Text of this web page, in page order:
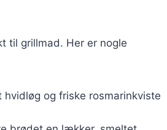
til grillmad. Her er nogle
og friske rosmarinkviste